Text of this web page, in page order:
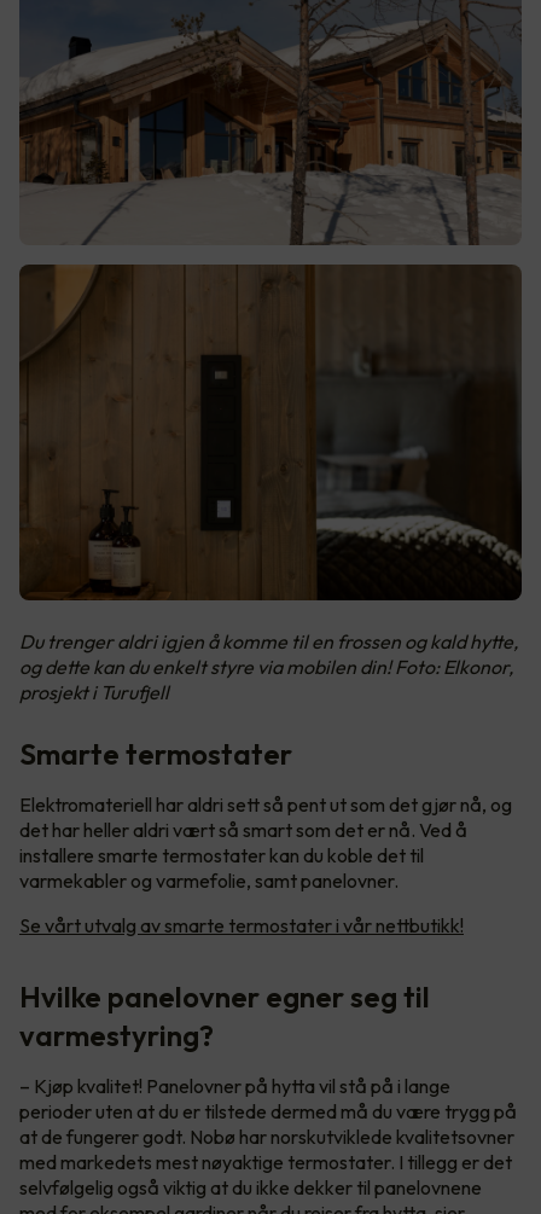
Du trenger aldri igjen å komme til en frossen og kald hytte,
og dette kan du enkelt styre via mobilen din! Foto: Elkonor,
prosjekt i Turufjell
Smarte termostater
Elektromateriell har aldri sett så pent ut som det gjør nå, og
det har heller aldri vært så smart som det er nå. Ved å
installere smarte termostater kan du koble det til
varmekabler og varmefolie, samt panelovner.
Se vårt utvalg av smarte termostater i vår nettbutikk!
Hvilke panelovner egner seg til
varmestyring?
– Kjøp kvalitet! Panelovner på hytta vil stå på i lange
perioder uten at du er tilstede dermed må du være trygg på
at de fungerer godt. Nobø har norskutviklede kvalitetsovner
med markedets mest nøyaktige termostater. I tillegg er det
selvfølgelig også viktig at du ikke dekker til panelovnene